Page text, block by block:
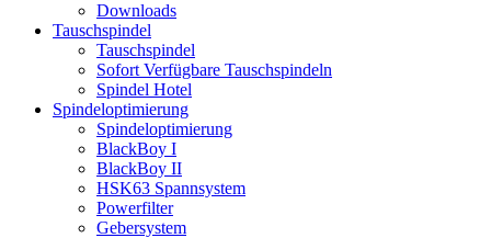
Downloads
Tauschspindel
Tauschspindel
Sofort Verfügbare Tauschspindeln
Spindel Hotel
Spindeloptimierung
Spindeloptimierung
BlackBoy I
BlackBoy II
HSK63 Spannsystem
Powerfilter
Gebersystem